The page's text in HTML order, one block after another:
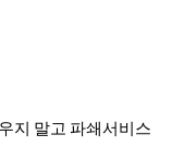
지 말고 파쇄서비스